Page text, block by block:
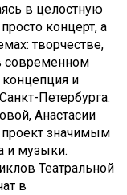
в целостную
концерт, а
творчестве,
современном
концепция и
Петербурга:
Анастасии
проект значимым
и музыки.
Театральной
в